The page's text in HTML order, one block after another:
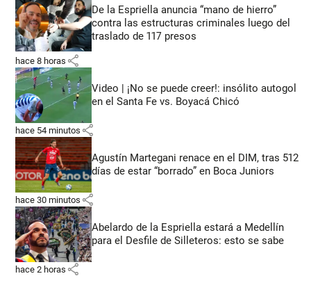
De la Espriella anuncia “mano de hierro”
contra las estructuras criminales luego del
traslado de 117 presos
hace 8 horas share
Video | ¡No se puede creer!: insólito autogol
en el Santa Fe vs. Boyacá Chicó
hace 54 minutos share
Agustín Martegani renace en el DIM, tras 512
días de estar “borrado” en Boca Juniors
hace 30 minutos share
Abelardo de la Espriella estará a Medellín
para el Desfile de Silleteros: esto se sabe
hace 2 horas share